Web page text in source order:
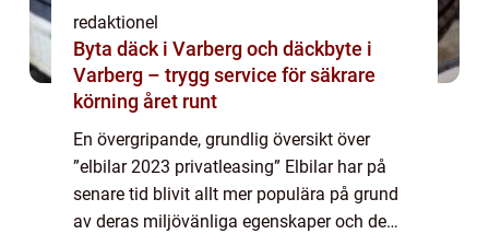
redaktionel
Byta däck i Varberg och däckbyte i
Varberg – trygg service för säkrare
körning året runt
En övergripande, grundlig översikt över
”elbilar 2023 privatleasing” Elbilar har på
senare tid blivit allt mer populära på grund
av deras miljövänliga egenskaper och de